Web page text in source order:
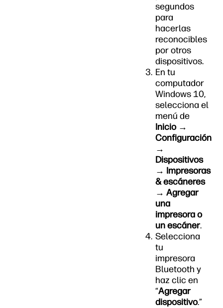
segundos
para
hacerlas
reconocibles
por otros
dispositivos.
En tu
computador
Windows 10,
selecciona el
menú de
Inicio →
Configuración
→
Dispositivos
→ Impresoras
& escáneres
→ Agregar
una
impresora o
un escáner.
Selecciona
tu
impresora
Bluetooth y
haz clic en
“Agregar
dispositivo.”